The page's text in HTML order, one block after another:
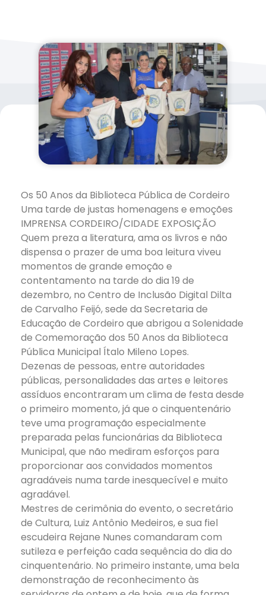
Os 50 Anos da Biblioteca Pública de Cordeiro
Uma tarde de justas homenagens e emoções
IMPRENSA CORDEIRO/CIDADE EXPOSIÇÃO
Quem preza a literatura, ama os livros e não
dispensa o prazer de uma boa leitura viveu
momentos de grande emoção e
contentamento na tarde do dia 19 de
dezembro, no Centro de Inclusão Digital Dilta
de Carvalho Feijó, sede da Secretaria de
Educação de Cordeiro que abrigou a Solenidade
de Comemoração dos 50 Anos da Biblioteca
Pública Municipal Ítalo Mileno Lopes.
Dezenas de pessoas, entre autoridades
públicas, personalidades das artes e leitores
assíduos encontraram um clima de festa desde
o primeiro momento, já que o cinquentenário
teve uma programação especialmente
preparada pelas funcionárias da Biblioteca
Municipal, que não mediram esforços para
proporcionar aos convidados momentos
agradáveis numa tarde inesquecível e muito
agradável.
Mestres de cerimônia do evento, o secretário
de Cultura, Luiz Antônio Medeiros, e sua fiel
escudeira Rejane Nunes comandaram com
sutileza e perfeição cada sequência do dia do
cinquentenário. No primeiro instante, uma bela
demonstração de reconhecimento às